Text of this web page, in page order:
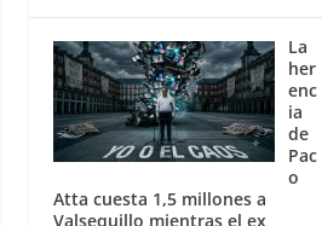
La
her
enc
ia
de
Pac
o
Atta cuesta 1,5 millones a
Valsequillo mientras el ex